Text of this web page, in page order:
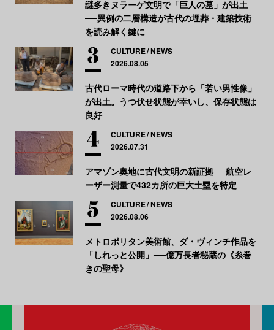
謎多きヌラーゲ文明で「巨人の墓」が出土
──異例の二層構造が古代の埋葬・建築技術
を読み解く鍵に
CULTURE NEWS
2026.08.05
古代ローマ時代の道路下から「若い男性像」
が出土。うつ伏せ状態が幸いし、保存状態は
良好
CULTURE NEWS
2026.07.31
アマゾン奥地に古代文明の新証拠──航空レ
ーザー測量で432カ所の巨大土塁を特定
CULTURE NEWS
2026.08.06
メトロポリタン美術館、ダ・ヴィンチ作品を
「しれっと公開」──億万長者秘蔵の《糸巻
きの聖母》